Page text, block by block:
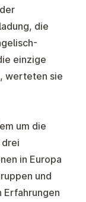
die
einzige
werteten sie
um die
in Europa
und
Erfahrungen